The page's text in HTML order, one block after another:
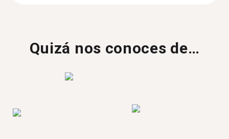
Quizá nos conoces de…